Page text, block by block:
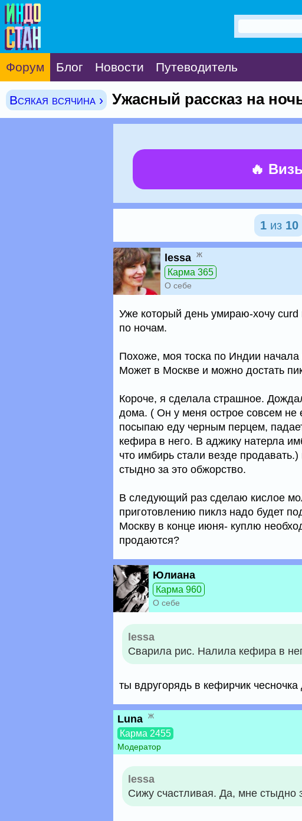
Форум Блог Новости Путеводитель
Всякая всячина › Ужасный рассказ на
🔥
1 из 10
lessa ж
Карма 365
О себе
Уже который день умираю-хочу
по ночам.
Похоже, моя тоска по Индии
Может в Москве и можно достать
Короче, я сделала страшное.
дома. ( Он у меня острое совсем не
посыпаю еду черным перцем,
кефира в него. В аджику натерла
что имбирь стали везде
стыдно за это обжорство.
В следующий раз сделаю кислое
приготовлению пиклз надо будет
Москву в конце июня- куплю
продаются?
Юлиана
Карма 960
О себе
lessa
Сварила рис. Налила кефира в
ты вдругорядь в кефирчик
Luna ж
Карма 2455
Модератор
lessa
Сижу счастливая. Да, мне стыдно